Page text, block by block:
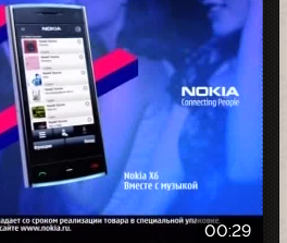
00:29